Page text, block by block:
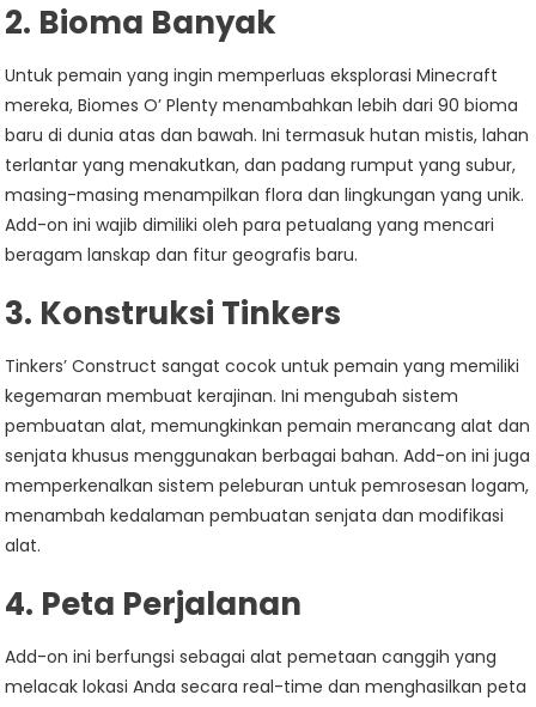
2. Bioma Banyak
Untuk pemain yang ingin memperluas eksplorasi Minecraft
mereka, Biomes O’ Plenty menambahkan lebih dari 90 bioma
baru di dunia atas dan bawah. Ini termasuk hutan mistis, lahan
terlantar yang menakutkan, dan padang rumput yang subur,
masing-masing menampilkan flora dan lingkungan yang unik.
Add-on ini wajib dimiliki oleh para petualang yang mencari
beragam lanskap dan fitur geografis baru.
3. Konstruksi Tinkers
Tinkers’ Construct sangat cocok untuk pemain yang memiliki
kegemaran membuat kerajinan. Ini mengubah sistem
pembuatan alat, memungkinkan pemain merancang alat dan
senjata khusus menggunakan berbagai bahan. Add-on ini juga
memperkenalkan sistem peleburan untuk pemrosesan logam,
menambah kedalaman pembuatan senjata dan modifikasi
alat.
4. Peta Perjalanan
Add-on ini berfungsi sebagai alat pemetaan canggih yang
melacak lokasi Anda secara real-time dan menghasilkan peta